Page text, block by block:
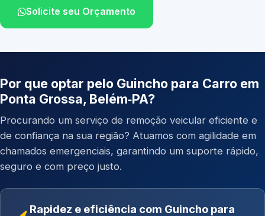
Solicite seu Orçamento
Por que optar pelo Guincho para Carro em
Ponta Grossa, Belém‑PA?
Procurando um serviço de remoção veicular eficiente e
de confiança na sua região? Atuamos com agilidade em
chamados emergenciais, garantindo um suporte rápido,
seguro e com preço justo.
Rapidez e eficiência com Guincho para